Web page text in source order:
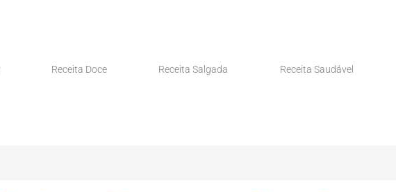
Receita Doce Receita Salgada Receita Saudável